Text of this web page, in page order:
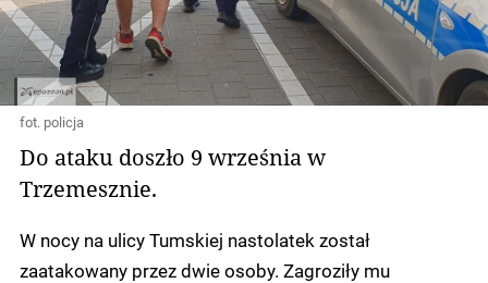
fot. policja
Do ataku doszło 9 września w
Trzemesznie.
W nocy na ulicy Tumskiej nastolatek został
zaatakowany przez dwie osoby. Zagroziły mu